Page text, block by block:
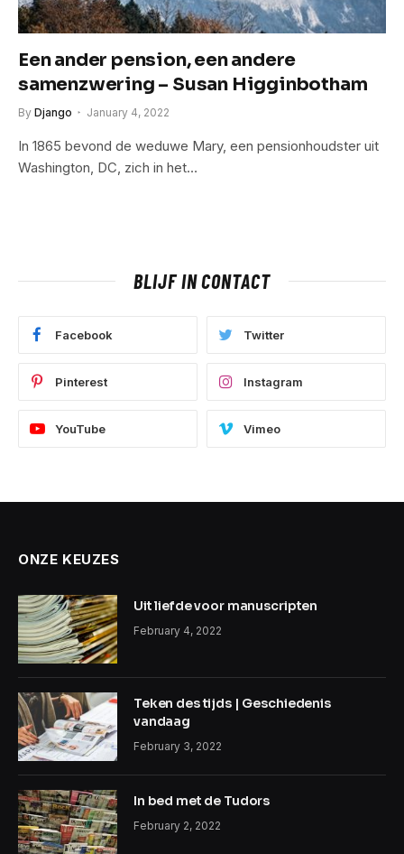
Een ander pension, een andere
samenzwering – Susan Higginbotham
By Django January 4, 2022
In 1865 bevond de weduwe Mary, een pensionhoudster uit
Washington, DC, zich in het…
BLIJF IN CONTACT
Facebook Twitter
Pinterest Instagram
YouTube Vimeo
ONZE KEUZES
Uit liefde voor manuscripten
February 4, 2022
Teken des tijds | Geschiedenis
vandaag
February 3, 2022
In bed met de Tudors
February 2, 2022